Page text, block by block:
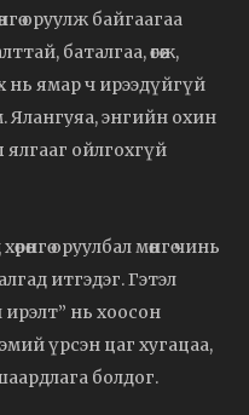
оруулж байгаагаа
баталгаа, өгөөж,
нь ямар ч ирээдүйгүй
Ялангуяа, энгийн охин
ялгааг ойлгохгүй
оруулбал мөнгө чинь
итгэдэг. Гэтэл
ирэлт” нь хоосон
үрсэн цаг хугацаа,
болдог.